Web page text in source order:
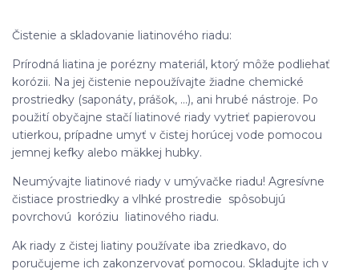
Čistenie a skladovanie liatinového riadu:
Prírodná liatina je porézny materiál, ktorý môže podliehať
korózii. Na jej čistenie nepoužívajte žiadne chemické
prostriedky (saponáty, prášok, ...), ani hrubé nástroje. Po
použití obyčajne stačí liatinové riady vytrieť papierovou
utierkou, prípadne umyť v čistej horúcej vode pomocou
jemnej kefky alebo mäkkej hubky.
Neumývajte liatinové riady v umývačke riadu! Agresívne
čistiace prostriedky a vlhké prostredie spôsobujú
povrchovú koróziu liatinového riadu.
Ak riady z čistej liatiny používate iba zriedkavo, do
poručujeme ich zakonzervovať pomocou. Skladujte ich v